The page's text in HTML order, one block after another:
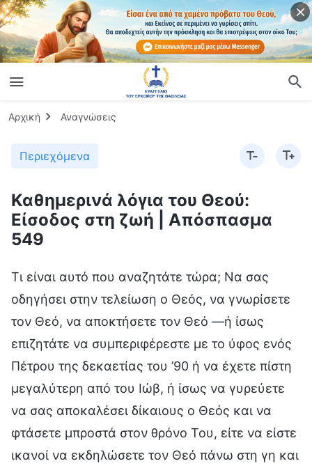
Αρχική Αναγνώσεις
Περιεχόμενα
Καθημερινά λόγια του Θεού:
Είσοδος στη ζωή | Απόσπασμα
549
Τι είναι αυτό που αναζητάτε τώρα; Να σας
οδηγήσει στην τελείωση ο Θεός, να γνωρίσετε
τον Θεό, να αποκτήσετε τον Θεό —ή ίσως
επιζητάτε να συμπεριφέρεστε με το ύφος ενός
Πέτρου της δεκαετίας του ’90 ή να έχετε πίστη
μεγαλύτερη από του Ιώβ, ή ίσως να γυρεύετε
να σας αποκαλέσει δίκαιους ο Θεός και να
φτάσετε μπροστά στον θρόνο Του, είτε να είστε
ικανοί να εκδηλώσετε τον Θεό πάνω στη γη και